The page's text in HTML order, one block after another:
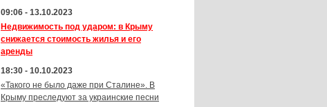
09:06 - 13.10.2023
Недвижимость под ударом: в Крыму
снижается стоимость жилья и его
аренды
18:30 - 10.10.2023
«Такого не было даже при Сталине». В
Крыму преследуют за украинские песни